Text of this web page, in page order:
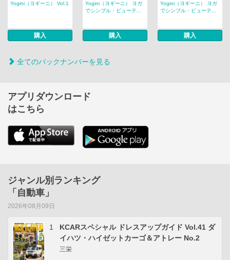
Yogini（ヨギーニ） Vol.1
購入
Yogini（ヨギーニ） ヨガ
でシンプル・ビューテ...
購入
Yogini（ヨギーニ） ヨガ
でシンプル・ビューテ...
購入
全てのバックナンバーを見る
アプリダウンロード
はこちら
ジャンル別ランキング
「自動車」
2026年08月09日
1
KCARスペシャル ドレスアップガイド Vol.41 ダ
イハツ・ハイゼットカーゴ＆アトレー No.2
三栄